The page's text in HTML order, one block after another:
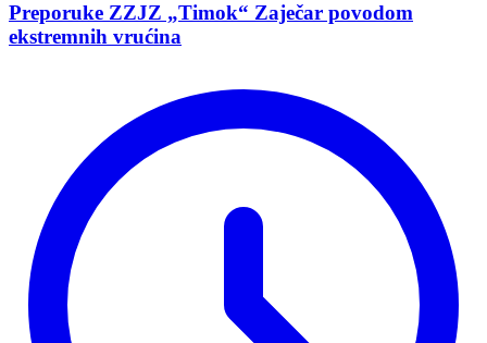
Preporuke ZZJZ „Timok“ Zaječar povodom
ekstremnih vrućina